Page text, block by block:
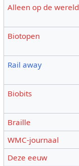
Alleen op de wereld
Biotopen
Rail away
Biobits
Braille
WMC-journaal
Deze eeuw